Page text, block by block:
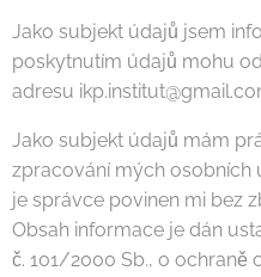
Jako subjekt údajů jsem
poskytnutím údajů mohu
adresu
Jako subjekt údajů mám
zpracování mých osobních
je správce povinen mi bez
Obsah informace je dán
č. 101/2000 Sb., o ochraně